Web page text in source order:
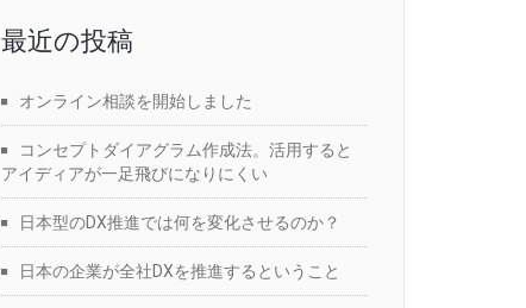
最近の投稿
オンライン相談を開始しました
コンセプトダイアグラム作成法。活用すると
アイディアが一足飛びになりにくい
日本型のDX推進では何を変化させるのか？
日本の企業が全社DXを推進するということ